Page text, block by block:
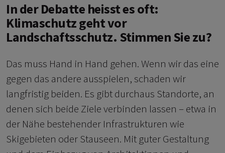
In der Debatte heisst es oft:
Klimaschutz geht vor
Landschaftsschutz. Stimmen Sie zu?
Das muss Hand in Hand gehen. Wenn wir das eine
gegen das andere ausspielen, schaden wir
langfristig beiden. Es gibt durchaus Standorte, an
denen sich beide Ziele verbinden lassen – etwa in
der Nähe bestehender Infrastrukturen wie
Skigebieten oder Stauseen. Mit guter Gestaltung